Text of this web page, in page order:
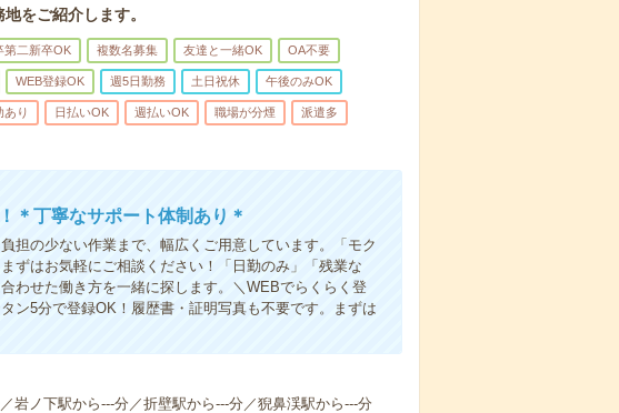
をご紹介します。
第二新卒OK 複数名募集 友達と一緒OK OA不要
WEB登録OK 週5日勤務 土日祝休 午後のみOK
あり 日払いOK 週払いOK 職場が分煙 派遣多
＊丁寧なサポート体制あり＊
担の少ない作業まで、幅広くご用意しています。「モク
ずはお気軽にご相談ください！「日勤のみ」「残業な
わせた働き方を一緒に探します。＼WEBでらくらく登
ン5分で登録OK！履歴書・証明写真も不要です。まずは
岩ノ下駅から---分／折壁駅から---分／猊鼻渓駅から---分